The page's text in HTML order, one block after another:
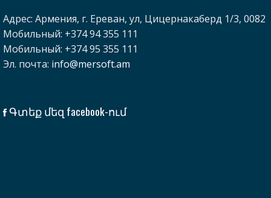
Адрес: Армения, г. Ереван, ул, Цицернакаберд 1/3, 0082
Мобильный: +374 94 355 111
Мобильный: +374 95 355 111
Эл. почта: info@mersoft.am
Գտեք մեզ facebook-ում